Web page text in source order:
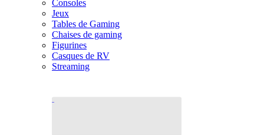
Consoles
Jeux
Tables de Gaming
Chaises de gaming
Figurines
Casques de RV
Streaming